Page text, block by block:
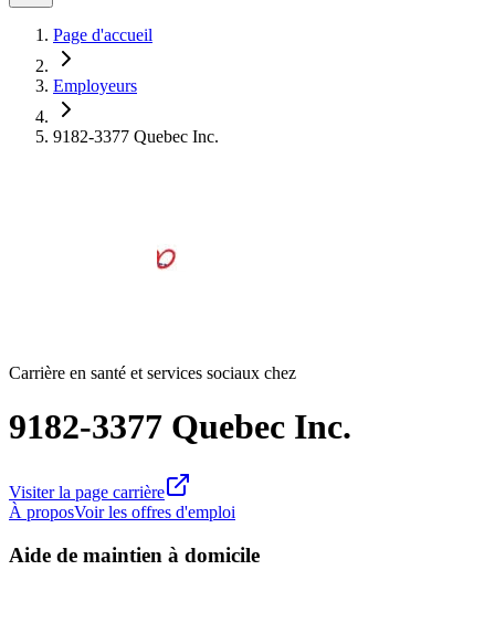
Page d'accueil
Employeurs
9182-3377 Quebec Inc.
Carrière en santé et services sociaux chez
9182-3377 Quebec Inc.
Visiter la page carrière
À proposVoir les offres d'emploi
Aide de maintien à domicile